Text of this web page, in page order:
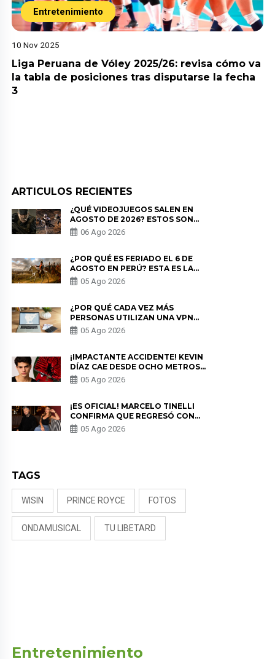
Entretenimiento
10 Nov 2025
Liga Peruana de Vóley 2025/26: revisa cómo va
la tabla de posiciones tras disputarse la fecha
3
ARTICULOS RECIENTES
¿QUÉ VIDEOJUEGOS SALEN EN
AGOSTO DE 2026? ESTOS SON
LOS ESTRENOS MÁS ESPERADOS
06 Ago 2026
¿POR QUÉ ES FERIADO EL 6 DE
AGOSTO EN PERÚ? ESTA ES LA
HISTORIA
05 Ago 2026
¿POR QUÉ CADA VEZ MÁS
PERSONAS UTILIZAN UNA VPN
PARA PROTEGER SU
PRIVACIDAD?
05 Ago 2026
¡IMPACTANTE ACCIDENTE! KEVIN
DÍAZ CAE DESDE OCHO METROS
EN “ESTO ES GUERRA” Y GENERA
PREOCUPACIÓN
05 Ago 2026
¡ES OFICIAL! MARCELO TINELLI
CONFIRMA QUE REGRESÓ CON
MILETT FIGUEROA: “EL AMOR
PUDO MÁS”
05 Ago 2026
TAGS
WISIN PRINCE ROYCE FOTOS
ONDAMUSICAL TU LIBETARD
Entretenimiento